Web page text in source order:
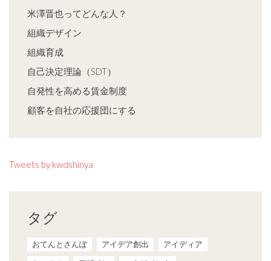
米澤晋也ってどんな人？
組織デザイン
組織育成
自己決定理論（SDT）
自発性を高める賃金制度
顧客を自社の応援団にする
Tweets by kwdshinya
タグ
おてんとさんぽ アイデア創出
アイディア